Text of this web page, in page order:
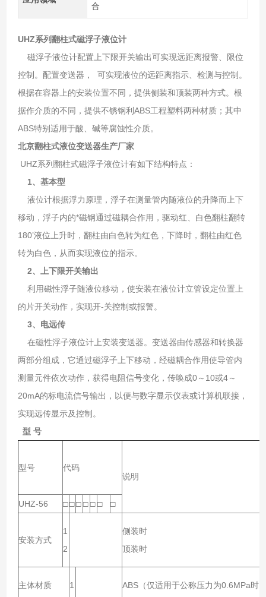
合
UHZ系列翻柱式磁浮子液位计
磁浮子液位计配置上下限开关输出可实现远距离报警、限位
控制。配置变送器， 可实现液位的远距离指示、检测与控制。
根据在容器上的安装位置不同，提供侧装和顶装两种方式。根
据作介质的不同，提供不锈钢利ABS工程塑料两种材质；其中
ABS特别适用于酸、碱等腐蚀性介质。
北京翻柱式液位变送器生产厂家
UHZ系列翻柱式磁浮子液位计有如下结构特点：
1、基本型
液位计根据浮力原理，浮子在测量管内随液位的升降而上下
移动，浮子内的*磁钢通过磁耦合作用，驱动红、白色翻柱翻转
180’液位上升时，翻柱由白色转为红色，下降时，翻柱由红色
转为白色，从而实现液位的指示。
2、上下限开关输出
利用磁性浮子随液位移动，使安装在液位计立管设定位置上
的片开关动作，实现开-关控制或报警。
3、电远传
在磁性浮子液位计上安装变送器。变送器由传感器和转换器
两部分组成，它通过磁浮子上下移动，经磁耦合作用使导管内
测量元件依次动作，获得电阻信号变化，传唤成0～10或4～
20mA的标电流信号输出，以便与数字显示仪表或计算机联接，
实现远传显示及控制。
型 号
型号
代码
说明
UHZ-56 □ □ □ □ □ □ □
安装方式
1
2
侧装时
顶装时
主体材质
1
ABS（仅适用于公称压力为0.6MPa时